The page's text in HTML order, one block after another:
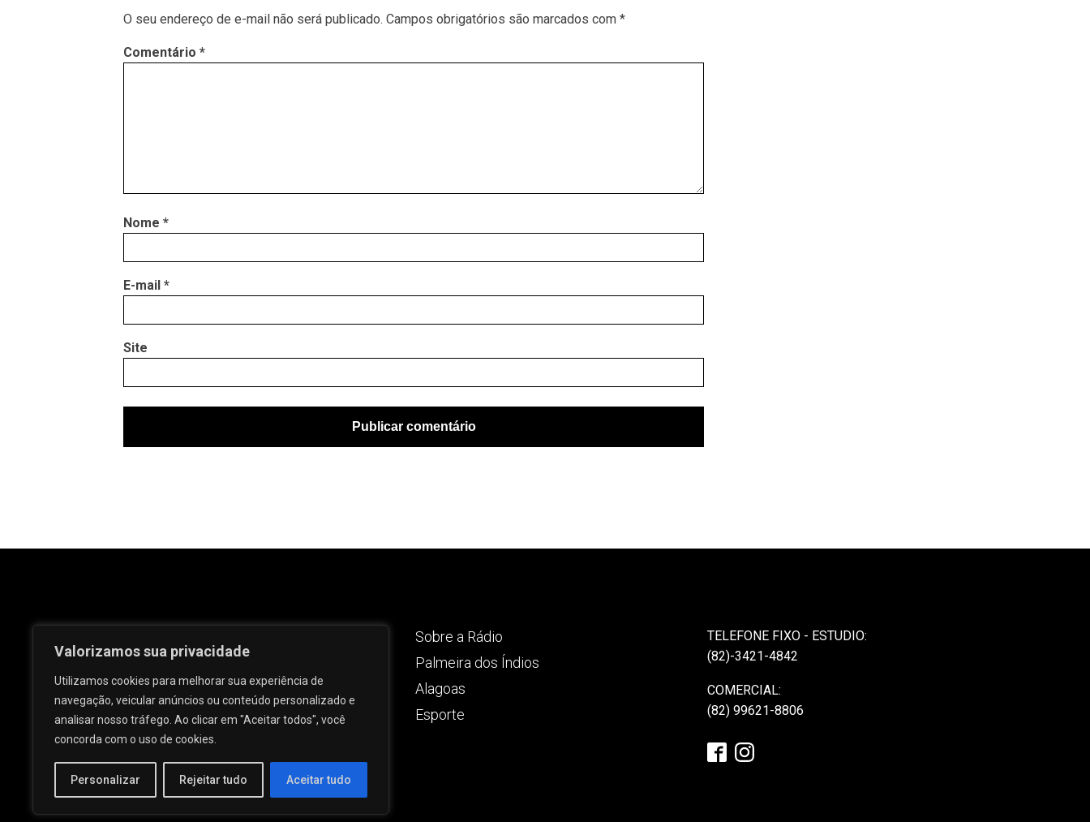
Valorizamos sua privacidade
Utilizamos cookies para melhorar sua experiência de
navegação, veicular anúncios ou conteúdo personalizado e
analisar nosso tráfego. Ao clicar em "Aceitar todos", você
concorda com o uso de cookies.
Personalizar Rejeitar tudo Aceitar tudo
O seu endereço de e-mail não será publicado. Campos obrigatórios são marcados com *
Comentário *
Nome *
E-mail *
Site
Rua José e Maria Passos, nº 25 - Centro -
Palmeira dos Índios - AL.
Sobre a Rádio
Palmeira dos Índios
Alagoas
Esporte
TELEFONE FIXO - ESTUDIO:
(82)-3421-4842
COMERCIAL:
(82) 99621-8806